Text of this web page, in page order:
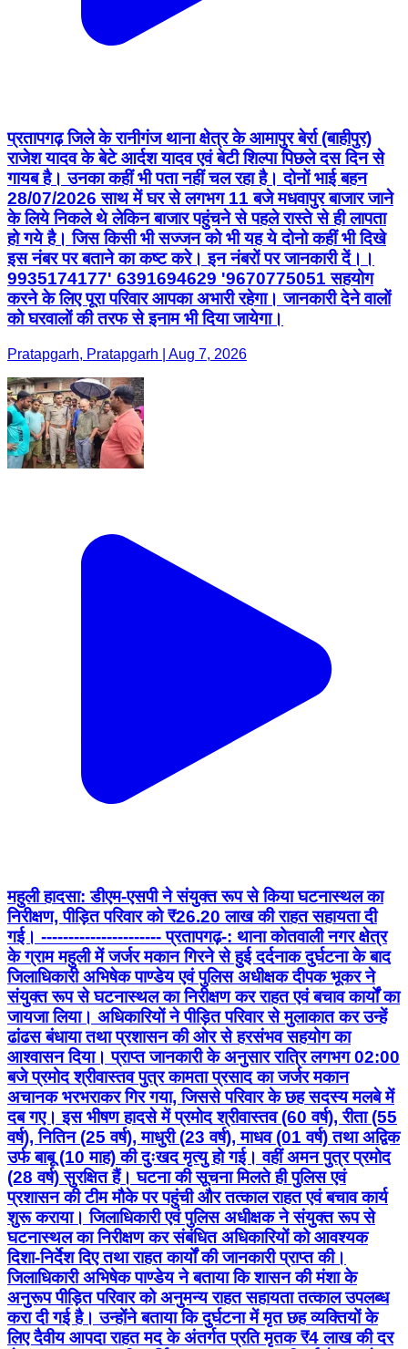
प्रतापगढ़ जिले के रानीगंज थाना क्षेत्र के आमापुर बेर्रा (बाहीपुर)
राजेश यादव के बेटे आर्दश यादव एवं बेटी शिल्पा पिछले दस दिन से
गायब है। उनका कहीं भी पता नहीं चल रहा है। दोनों भाई बहन
28/07/2026 साथ में घर से लगभग 11 बजे मधवापुर बाजार जाने
के लिये निकले थे लेकिन बाजार पहुंचने से पहले रास्ते से ही लापता
हो गये है। जिस किसी भी सज्जन को भी यह ये दोनो कहीं भी दिखे
इस नंबर पर बताने का कष्ट करे। इन नंबरों पर जानकारी दें।।
9935174177' 6391694629 '9670775051 सहयोग
करने के लिए पूरा परिवार आपका अभारी रहेगा। जानकारी देने वालों
को घरवालों की तरफ से इनाम भी दिया जायेगा।
Pratapgarh, Pratapgarh | Aug 7, 2026
महुली हादसा: डीएम-एसपी ने संयुक्त रूप से किया घटनास्थल का
निरीक्षण, पीड़ित परिवार को ₹26.20 लाख की राहत सहायता दी
गई। ---------------------- प्रतापगढ़-: थाना कोतवाली नगर क्षेत्र
के ग्राम महुली में जर्जर मकान गिरने से हुई दर्दनाक दुर्घटना के बाद
जिलाधिकारी अभिषेक पाण्डेय एवं पुलिस अधीक्षक दीपक भूकर ने
संयुक्त रूप से घटनास्थल का निरीक्षण कर राहत एवं बचाव कार्यों का
जायजा लिया। अधिकारियों ने पीड़ित परिवार से मुलाकात कर उन्हें
ढांढस बंधाया तथा प्रशासन की ओर से हरसंभव सहयोग का
आश्वासन दिया। प्राप्त जानकारी के अनुसार रात्रि लगभग 02:00
बजे प्रमोद श्रीवास्तव पुत्र कामता प्रसाद का जर्जर मकान
अचानक भरभराकर गिर गया, जिससे परिवार के छह सदस्य मलबे में
दब गए। इस भीषण हादसे में प्रमोद श्रीवास्तव (60 वर्ष), रीता (55
वर्ष), नितिन (25 वर्ष), माधुरी (23 वर्ष), माधव (01 वर्ष) तथा अद्विक
उर्फ बाबू (10 माह) की दुःखद मृत्यु हो गई। वहीं अमन पुत्र प्रमोद
(28 वर्ष) सुरक्षित हैं। घटना की सूचना मिलते ही पुलिस एवं
प्रशासन की टीम मौके पर पहुंची और तत्काल राहत एवं बचाव कार्य
शुरू कराया। जिलाधिकारी एवं पुलिस अधीक्षक ने संयुक्त रूप से
घटनास्थल का निरीक्षण कर संबंधित अधिकारियों को आवश्यक
दिशा-निर्देश दिए तथा राहत कार्यों की जानकारी प्राप्त की।
जिलाधिकारी अभिषेक पाण्डेय ने बताया कि शासन की मंशा के
अनुरूप पीड़ित परिवार को अनुमन्य राहत सहायता तत्काल उपलब्ध
करा दी गई है। उन्होंने बताया कि दुर्घटना में मृत छह व्यक्तियों के
लिए दैवीय आपदा राहत मद के अंतर्गत प्रति मृतक ₹4 लाख की दर